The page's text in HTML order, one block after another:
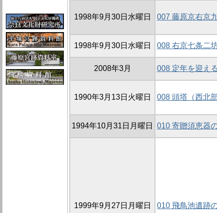
1998年9月30日水曜日 007 藤原京右京
1998年9月30日水曜日 008 右京七条二
2008年3月 008 定年を迎え
1990年3月13日火曜日 008 頭塔（西北
1994年10月31日月曜日 010 寄贈須恵器
1999年9月27日月曜日 010 飛鳥池遺跡